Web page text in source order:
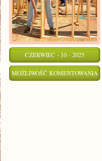
CZERWIEC - 10 - 2025
MOŻLIWOŚĆ KOMENTOWANIA